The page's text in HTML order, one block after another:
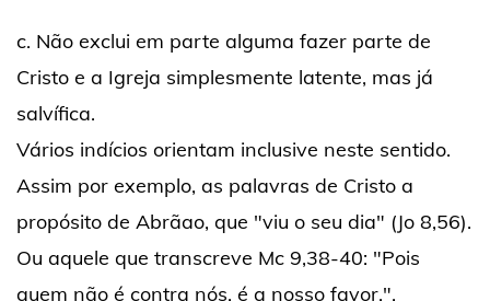
c. Não exclui em parte alguma fazer parte de
Cristo e a Igreja simplesmente latente, mas já
salvífica.
Vários indícios orientam inclusive neste sentido.
Assim por exemplo, as palavras de Cristo a
propósito de Abrãao, que "viu o seu dia" (Jo 8,56).
Ou aquele que transcreve Mc 9,38-40: "Pois
quem não é contra nós, é a nosso favor.",